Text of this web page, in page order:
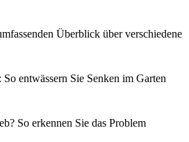
Überblick über verschiedene
entwässern Sie Senken im Garten
So erkennen Sie das Problem